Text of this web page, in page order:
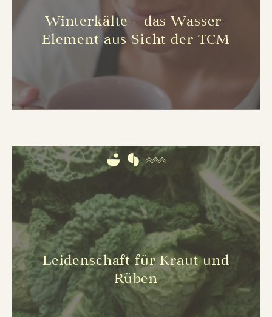
Winterkälte – das Wasser-
Element aus Sicht der TCM
Leidenschaft für Kraut und
Rüben